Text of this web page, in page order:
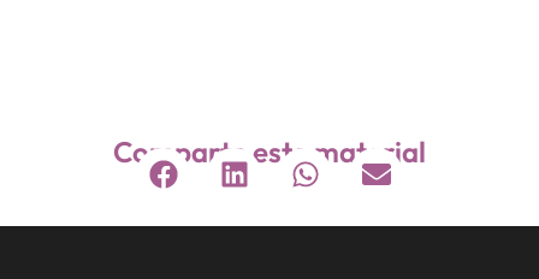
Comparte este material